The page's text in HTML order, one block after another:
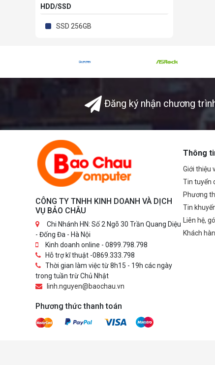
HDD/SSD
SSD 256GB
Đăng ký nhận chương
CÔNG TY TNHH KINH DOANH VÀ DỊCH
VỤ BẢO CHÂU
Chi Nhánh HN: Số 2 Ngõ 30 Trần Quang Diệu
- Đống Đa - Hà Nội
Kinh doanh online - 0899.798.798
Hỗ trợ kĩ thuật -0869.333.798
Thời gian làm việc từ 8h15 - 19h các ngày
trong tuần trừ Chủ Nhật
linh.nguyen@baochau.vn
Phương thức thanh toán
Thông
Giới thiệu
Tin tuyển
Phương
Tin
Liên hệ,
Khách